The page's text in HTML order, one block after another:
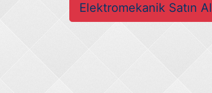
Elektromekanik Satın Al